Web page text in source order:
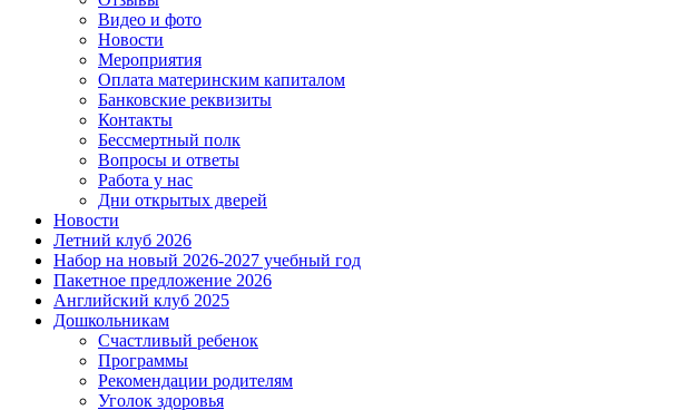
Видео и фото
Новости
Мероприятия
Оплата материнским капиталом
Банковские реквизиты
Контакты
Бессмертный полк
Вопросы и ответы
Работа у нас
Дни открытых дверей
Новости
Летний клуб 2026
Набор на новый 2026-2027 учебный год
Пакетное предложение 2026
Английский клуб 2025
Дошкольникам
Счастливый ребенок
Программы
Рекомендации родителям
Уголок здоровья